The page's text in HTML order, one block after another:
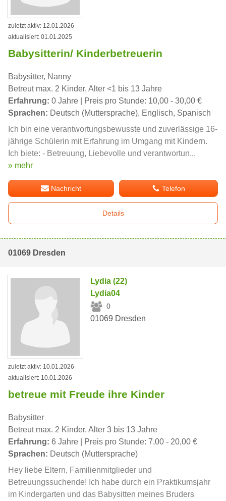
zuletzt aktiv: 12.01.2026
aktualisiert: 01.01.2025
Babysitterin/ Kinderbetreuerin
Babysitter, Nanny
Betreut max. 2 Kinder, Alter <1 bis 13 Jahre
Erfahrung: 0 Jahre | Preis pro Stunde: 10,00 - 30,00 €
Sprachen: Deutsch (Muttersprache), Englisch, Spanisch
Ich bin eine verantwortungsbewusste und zuverlässige 16-
jährige Schülerin mit Erfahrung im Umgang mit Kindern.
Ich biete: - Betreuung, Liebevolle und verantwortun...
» mehr
Nachricht Telefon
Details
01069 Dresden
Lydia (22)
Lydia04
0
01069 Dresden
zuletzt aktiv: 10.01.2026
aktualisiert: 10.01.2026
betreue mit Freude ihre Kinder
Babysitter
Betreut max. 2 Kinder, Alter 3 bis 13 Jahre
Erfahrung: 6 Jahre | Preis pro Stunde: 7,00 - 20,00 €
Sprachen: Deutsch (Muttersprache)
Hey liebe Eltern, Familienmitglieder und
Betreuungssuchende! Ich habe durch ein Praktikumsjahr
im Kindergarten und das Babysitten meines Bruders